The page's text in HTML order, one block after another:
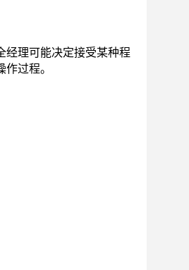
经理可能决定接受某种程
过程。